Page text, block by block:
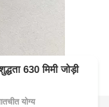
630 मिमी जोड़ी
योग्य